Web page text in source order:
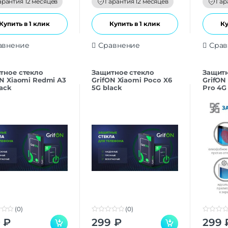
Купить в 1 клик Купить в 1 клик
Сравнение
cтекло
Xiaomi Redmi A3
(0)
₽
Защитнoe cтекло
GrifON Xiaomi Poco X6
5G black
0
o
(0)
299 ₽
Pro
0
o
299